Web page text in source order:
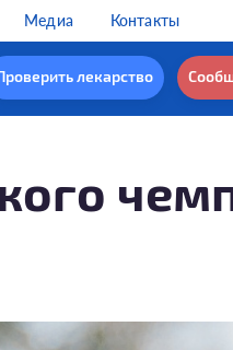
Медиа Контакты
лекарство